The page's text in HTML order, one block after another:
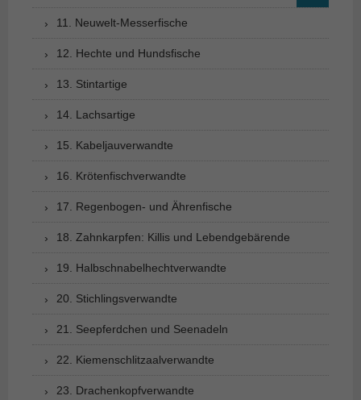
11. Neuwelt-Messerfische
12. Hechte und Hundsfische
13. Stintartige
14. Lachsartige
15. Kabeljauverwandte
16. Krötenfischverwandte
17. Regenbogen- und Ährenfische
18. Zahnkarpfen: Killis und Lebendgebärende
19. Halbschnabelhechtverwandte
20. Stichlingsverwandte
21. Seepferdchen und Seenadeln
22. Kiemenschlitzaalverwandte
23. Drachenkopfverwandte